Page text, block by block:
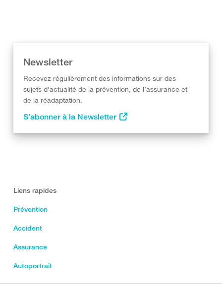
Newsletter
Recevez régulièrement des informations sur des
sujets d’actualité de la prévention, de l’assurance et
de la réadaptation.
S’abonner à la Newsletter
Liens rapides
Prévention
Accident
Assurance
Autoportrait